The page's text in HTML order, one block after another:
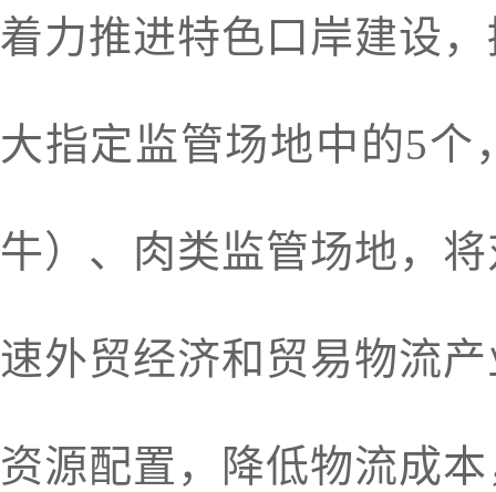
着力推进特色口岸建设
大指定监管场地中的5
牛）、肉类监管场地，
速外贸经济和贸易物流
资源配置，降低物流成